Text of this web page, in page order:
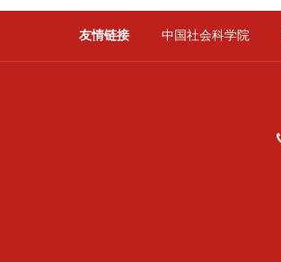
友情链接 中国社会科学院